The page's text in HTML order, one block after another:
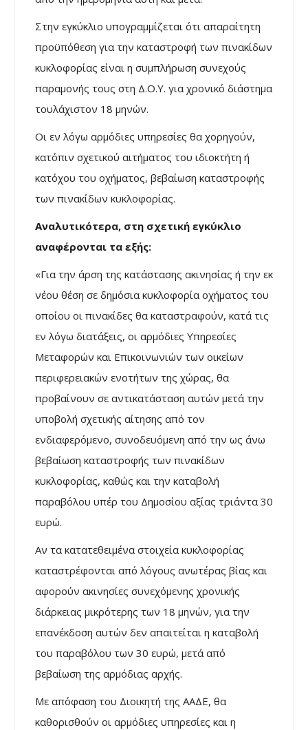
Στην εγκύκλιο υπογραμμίζεται ότι απαραίτητη
προϋπόθεση για την καταστροφή των πινακίδων
κυκλοφορίας είναι η συμπλήρωση συνεχούς
παραμονής τους στη Δ.Ο.Υ. για χρονικό διάστημα
τουλάχιστον 18 μηνών.
Οι εν λόγω αρμόδιες υπηρεσίες θα χορηγούν,
κατόπιν σχετικού αιτήματος του ιδιοκτήτη ή
κατόχου του οχήματος, βεβαίωση καταστροφής
των πινακίδων κυκλοφορίας.
Αναλυτικότερα, στη σχετική εγκύκλιο
αναφέρονται τα εξής:
«Για την άρση της κατάστασης ακινησίας ή την εκ
νέου θέση σε δημόσια κυκλοφορία οχήματος του
οποίου οι πινακίδες θα καταστραφούν, κατά τις
εν λόγω διατάξεις, οι αρμόδιες Υπηρεσίες
Μεταφορών και Επικοινωνιών των οικείων
περιφερειακών ενοτήτων της χώρας, θα
προβαίνουν σε αντικατάσταση αυτών μετά την
υποβολή σχετικής αίτησης από τον
ενδιαφερόμενο, συνοδευόμενη από την ως άνω
βεβαίωση καταστροφής των πινακίδων
κυκλοφορίας, καθώς και την καταβολή
παραβόλου υπέρ του Δημοσίου αξίας τριάντα 30
ευρώ.
Αν τα κατατεθειμένα στοιχεία κυκλοφορίας
καταστρέφονται από λόγους ανωτέρας βίας και
αφορούν ακινησίες συνεχόμενης χρονικής
διάρκειας μικρότερης των 18 μηνών, για την
επανέκδοση αυτών δεν απαιτείται η καταβολή
του παραβόλου των 30 ευρώ, μετά από
βεβαίωση της αρμόδιας αρχής.
Με απόφαση του Διοικητή της ΑΑΔΕ, θα
καθορισθούν οι αρμόδιες υπηρεσίες και η